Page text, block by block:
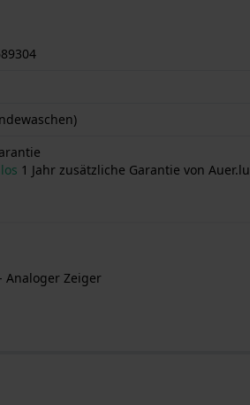
1 Jahr zusätzliche Garantie von Auer.lu
Analoger Zeiger